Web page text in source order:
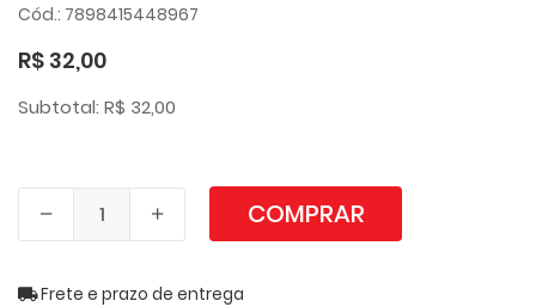
Cód.: 7898415448967
R$ 32,00
Subtotal: R$ 32,00
COMPRAR
Frete e prazo de entrega